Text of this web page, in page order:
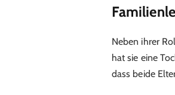
Neben ihrer
hat sie eine
dass beide